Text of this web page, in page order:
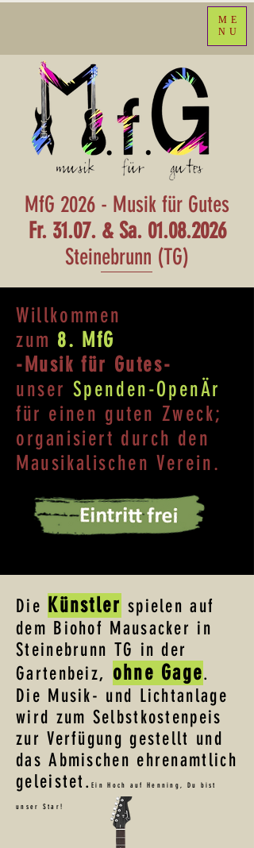
ME
NU
MfG 2026 - Musik für Gutes
Fr. 31.07. & Sa. 01.08.2026
Steinebrunn (TG)
Willkommen
zum 8. MfG
-Musik für Gutes-
unser Spenden-OpenÄr
für einen guten Zweck;
organisiert durch den
Mausikalischen Verein.
Die Künstler spielen auf
dem Biohof Mausacker in
Steinebrunn TG in der
Gartenbeiz, ohne Gage.
Die Musik- und Lichtanlage
wird zum Selbstkostenpeis
zur Verfügung gestellt und
das Abmischen ehrenamtlich
geleistet.Ein Hoch auf Henning, Du bist
unser Star!